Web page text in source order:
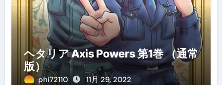
ヘタリア Axis Powers 第1巻 （通常
版）
phi72110 11月 29, 2022